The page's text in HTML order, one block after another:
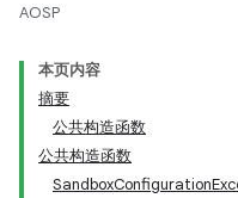
AOSP
本页内容
摘要
公共构造函数
公共构造函数